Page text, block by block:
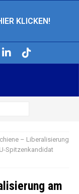
KLICKEN!
– Liberalisierung
Spitzenkandidat
am